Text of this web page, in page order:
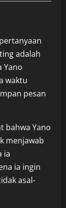
adalah
Yano
waktu
pesan
bahwa Yano
menjawab
ia
ia ingin
asal-